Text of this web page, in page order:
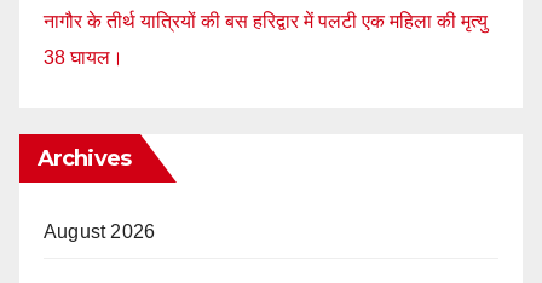
नागौर के तीर्थ यात्रियों की बस हरिद्वार में पलटी एक महिला की मृत्यु
38 घायल।
Archives
August 2026